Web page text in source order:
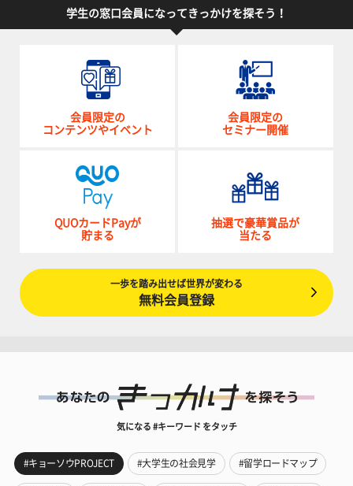
学生の窓口会員になってきっかけを探そう！
会員限定の
コンテンツやイベント
会員限定の
セミナー開催
QUOカードPayが
貯まる
抽選で豪華賞品が
当たる
一歩を踏み出せば世界が変わる
無料会員登録
気になる #キーワード をタッチ
#キョーソウPROJECT #大学生の社会見学 #留学ロードマップ